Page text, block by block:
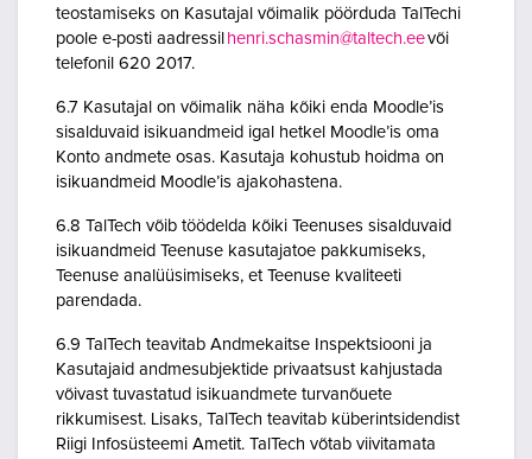
teostamiseks on Kasutajal võimalik pöörduda TalTechi
poole e-posti aadressil henri.schasmin@taltech.eevõi
telefonil 620 2017.
6.7 Kasutajal on võimalik näha kõiki enda Moodle’is
sisalduvaid isikuandmeid igal hetkel Moodle’is oma
Konto andmete osas. Kasutaja kohustub hoidma on
isikuandmeid Moodle’is ajakohastena.
6.8 TalTech võib töödelda kõiki Teenuses sisalduvaid
isikuandmeid Teenuse kasutajatoe pakkumiseks,
Teenuse analüüsimiseks, et Teenuse kvaliteeti
parendada.
6.9 TalTech teavitab Andmekaitse Inspektsiooni ja
Kasutajaid andmesubjektide privaatsust kahjustada
võivast tuvastatud isikuandmete turvanõuete
rikkumisest. Lisaks, TalTech teavitab küberintsidendist
Riigi Infosüsteemi Ametit. TalTech võtab viivitamata